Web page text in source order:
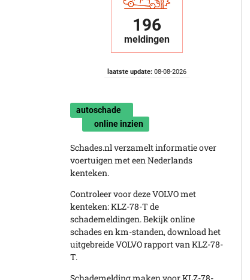
196
meldingen
laatste update:08-08-2026
autoschade
online inzien
Schades.nl verzamelt informatie over
voertuigen met een Nederlands
kenteken.
Controleer voor deze VOLVO met
kenteken: KLZ-78-T de
schademeldingen. Bekijk online
schades en km-standen, download het
uitgebreide VOLVO rapport van KLZ-78-
T.